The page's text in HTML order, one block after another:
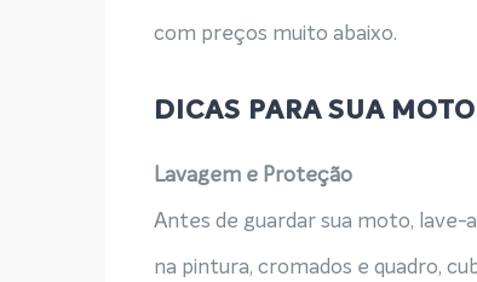
com preços muito abaixo.
DICAS PARA SUA
Lavagem e Proteção
Antes de guardar sua moto, lave-
na pintura, cromados e quadro,